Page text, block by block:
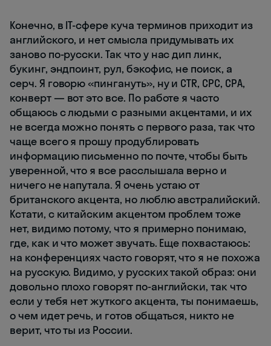
Конечно, в IT-сфере куча терминов приходит из
английского, и нет смысла придумывать их
заново по-русски. Так что у нас дип линк,
букинг, эндпоинт, рул, бэкофис, не поиск, а
серч. Я говорю «пингануть», ну и CTR, CPC, CPA,
конверт — вот это все. По работе я часто
общаюсь с людьми с разными акцентами, и их
не всегда можно понять с первого раза, так что
чаще всего я прошу продублировать
информацию письменно по почте, чтобы быть
уверенной, что я все расслышала верно и
ничего не напутала. Я очень устаю от
британского акцента, но люблю австралийский.
Кстати, с китайским акцентом проблем тоже
нет, видимо потому, что я примерно понимаю,
где, как и что может звучать. Еще похвастаюсь:
на конференциях часто говорят, что я не похожа
на русскую. Видимо, у русских такой образ: они
довольно плохо говорят по-английски, так что
если у тебя нет жуткого акцента, ты понимаешь,
о чем идет речь, и готов общаться, никто не
верит, что ты из России.